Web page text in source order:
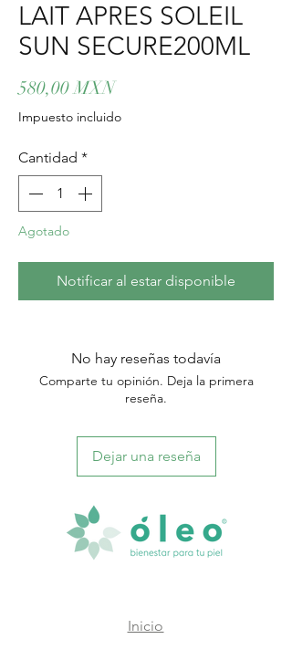
LAIT APRES SOLEIL
SUN SECURE200ML
580,00 MXNPrecio
Impuesto incluido
Cantidad *
Agotado
Notificar al estar disponible
No hay reseñas todavía
Comparte tu opinión. Deja la primera
reseña.
Dejar una reseña
Inicio